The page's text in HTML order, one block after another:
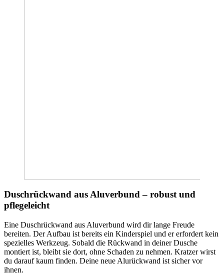
Duschrückwand aus Aluverbund – robust und
pflegeleicht
Eine Duschrückwand aus Aluverbund wird dir lange Freude
bereiten. Der Aufbau ist bereits ein Kinderspiel und er erfordert kein
spezielles Werkzeug. Sobald die Rückwand in deiner Dusche
montiert ist, bleibt sie dort, ohne Schaden zu nehmen. Kratzer wirst
du darauf kaum finden. Deine neue Alurückwand ist sicher vor
ihnen.